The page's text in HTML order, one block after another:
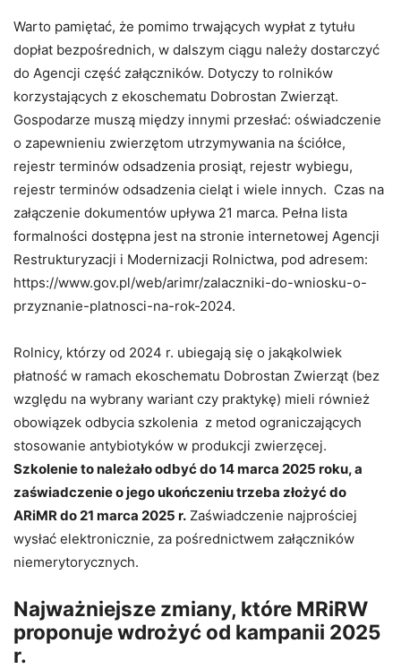
Warto pamiętać, że pomimo trwających wypłat z tytułu
dopłat bezpośrednich, w dalszym ciągu należy dostarczyć
do Agencji część załączników. Dotyczy to rolników
korzystających z ekoschematu Dobrostan Zwierząt.
Gospodarze muszą między innymi przesłać: oświadczenie
o zapewnieniu zwierzętom utrzymywania na ściółce,
rejestr terminów odsadzenia prosiąt, rejestr wybiegu,
rejestr terminów odsadzenia cieląt i wiele innych. Czas na
załączenie dokumentów upływa 21 marca. Pełna lista
formalności dostępna jest na stronie internetowej Agencji
Restrukturyzacji i Modernizacji Rolnictwa, pod adresem:
https://www.gov.pl/web/arimr/zalaczniki-do-wniosku-o-
przyznanie-platnosci-na-rok-2024.
Rolnicy, którzy od 2024 r. ubiegają się o jakąkolwiek
płatność w ramach ekoschematu Dobrostan Zwierząt (bez
względu na wybrany wariant czy praktykę) mieli również
obowiązek odbycia szkolenia z metod ograniczających
stosowanie antybiotyków w produkcji zwierzęcej.
Szkolenie to należało odbyć do 14 marca 2025 roku, a
zaświadczenie o jego ukończeniu trzeba złożyć do
ARiMR do 21 marca 2025 r. Zaświadczenie najprościej
wysłać elektronicznie, za pośrednictwem załączników
niemerytorycznych.
Najważniejsze zmiany, które MRiRW
proponuje wdrożyć od kampanii 2025
r.